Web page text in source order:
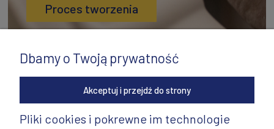
Proces tworzenia
Dbamy o Twoją prywatność
Akceptuj i przejdź do strony
Pliki cookies i pokrewne im technologie